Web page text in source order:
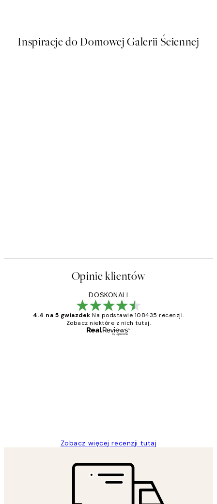
Inspiracje do Domowej Galerii Ściennej
Opinie klientów
DOSKONALI
4.4 na 5 gwiazdek Na podstawie 108435 recenzji.
Zobacz niektóre z nich tutaj.
Zobacz więcej recenzji tutaj